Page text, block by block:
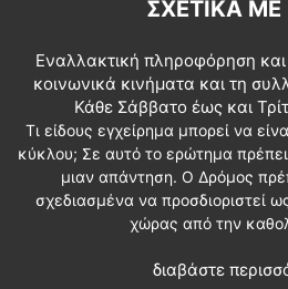
ΣΧΕΤΙΚΆ
Εναλλακτική πληροφόρηση
κοινωνικά κινήματα και τη
Κάθε Σάββατο έως και
Τι είδους εγχείρημα μπορεί να
κύκλου; Σε αυτό το ερώτημα
μιαν απάντηση. Ο Δρόμος
σχεδιασμένα να προσδιοριστεί
χώρας από την
διαβάστε